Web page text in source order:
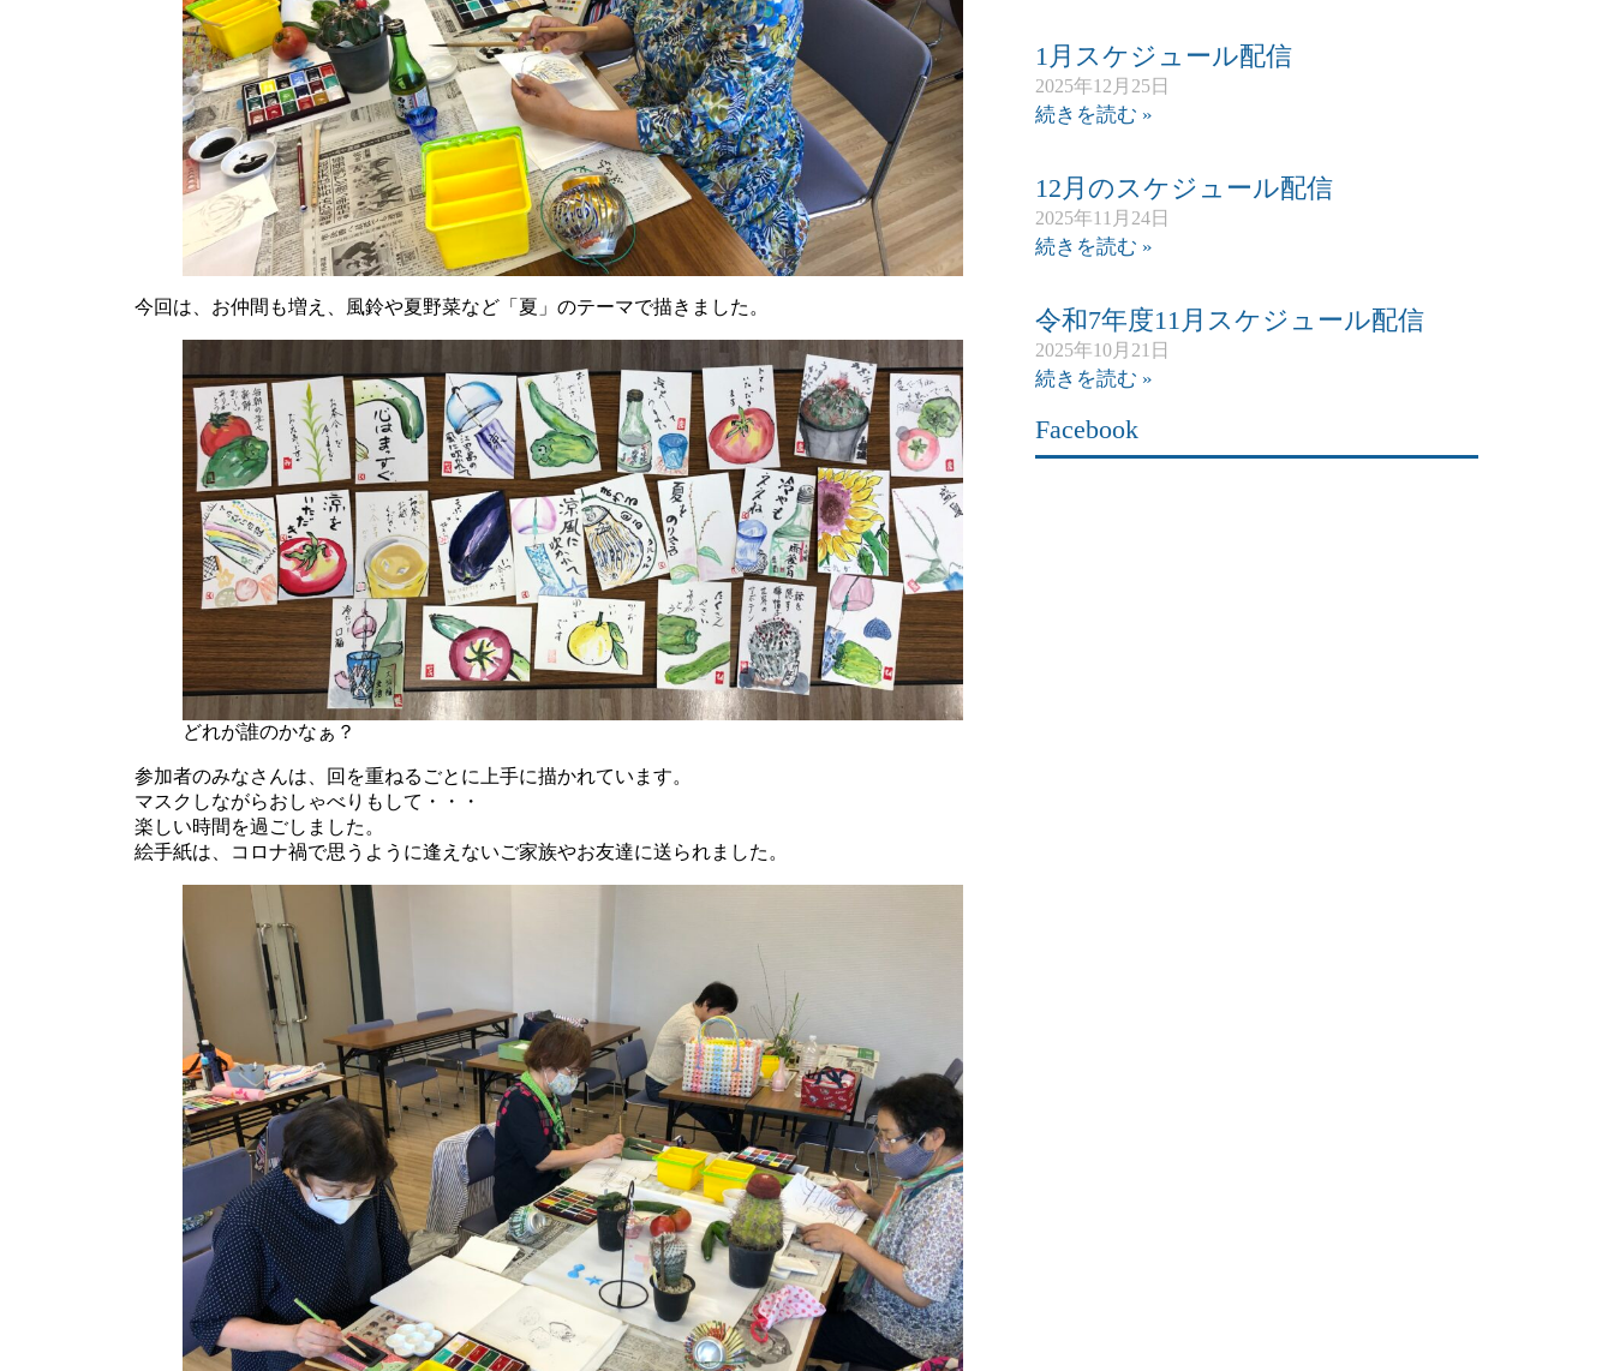
今回は、お仲間も増え、風鈴や夏野菜など「夏」のテーマで描きました。
どれが誰のかなぁ？
参加者のみなさんは、回を重ねるごとに上手に描かれています。
マスクしながらおしゃべりもして・・・
楽しい時間を過ごしました。
絵手紙は、コロナ禍で思うように逢えないご家族やお友達に送られました。
1月スケジュール配信
2025年12月25日
続きを読む »
12月のスケジュール配信
2025年11月24日
続きを読む »
令和7年度11月スケジュール配信
2025年10月21日
続きを読む »
Facebook